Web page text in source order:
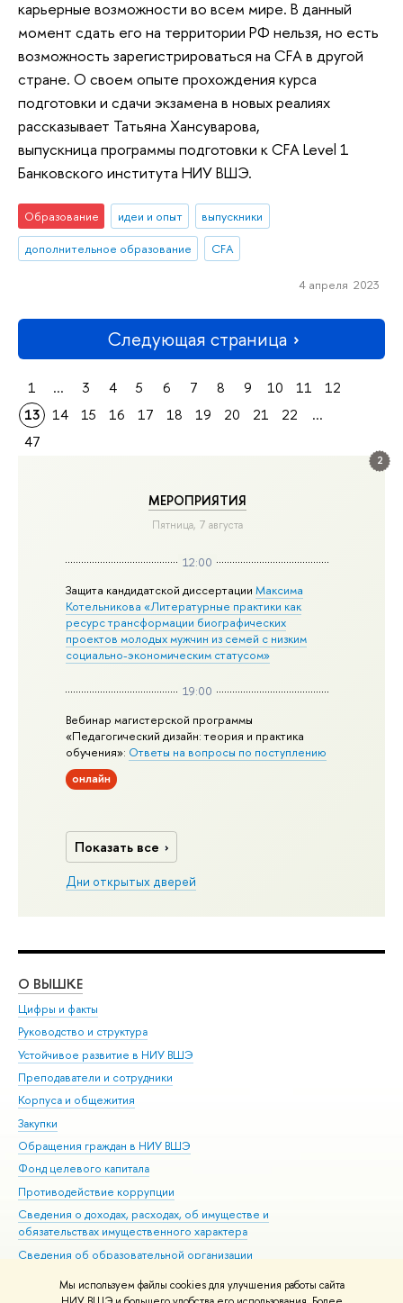
Мы используем файлы cookies для улучшения работы сайта
2
МЕРОПРИЯТИЯ
Пятница, 7 августа
12:00
Защита кандидатской диссертацииМаксима
Котельникова «Литературные практики как
ресурс трансформации биографических
проектов молодых мужчин из семей с низким
социально-экономическим статусом»
19:00
Вебинар магистерской программы
«Педагогический дизайн: теория и практика
обучения»: Ответы на вопросы по поступлению
онлайн
Показать все
Дни открытых дверей
карьерные возможности во всем мире. В данный
момент сдать его на территории РФ нельзя, но есть
возможность зарегистрироваться на CFA в другой
стране. О своем опыте прохождения курса
подготовки и сдачи экзамена в новых реалиях
рассказывает Татьяна Хансуварова,
выпускница программы подготовки к CFA Level 1
Банковского института НИУ ВШЭ.
Образование идеи и опыт
выпускники
дополнительное образование
CFA
4 апреля 2023
Следующая страница
1 ... 3 4 5 6 7 8 9 10 11
12
13
14 15 16 17 18 19 20 21 22
...
47
О ВЫШКЕ
Цифры и факты
Руководство и структура
Устойчивое развитие в НИУ ВШЭ
Преподаватели и сотрудники
Корпуса и общежития
Закупки
Обращения граждан в НИУ ВШЭ
Фонд целевого капитала
Противодействие коррупции
Сведения о доходах, расходах, об имуществе и
обязательствах имущественного характера
Сведения об образовательной организации
Людям с ограниченными возможностями здоровья